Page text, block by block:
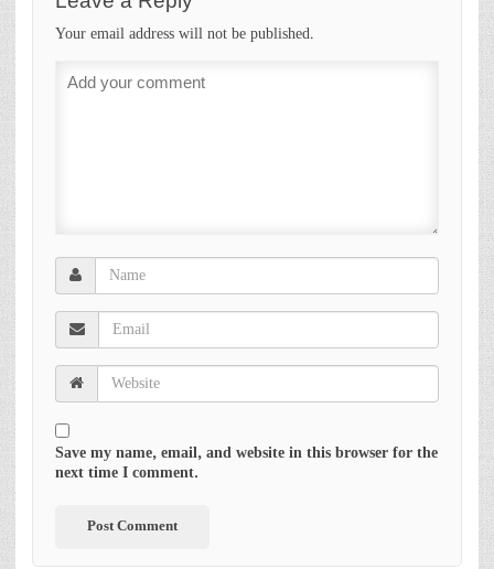
Your email address will not be published.
Save my name, email, and website in this browser for the
next time I comment.